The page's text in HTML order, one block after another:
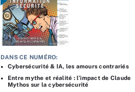
DANS CE NUMÉRO:
Cybersécurité & IA, les amours contrariés
Entre mythe et réalité : l’impact de Claude
Mythos sur la cybersécurité